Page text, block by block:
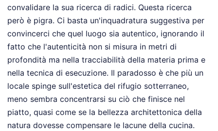
convalidare la sua ricerca di radici. Questa ricerca
però è pigra. Ci basta un'inquadratura suggestiva per
convincerci che quel luogo sia autentico, ignorando il
fatto che l'autenticità non si misura in metri di
profondità ma nella tracciabilità della materia prima e
nella tecnica di esecuzione. Il paradosso è che più un
locale spinge sull'estetica del rifugio sotterraneo,
meno sembra concentrarsi su ciò che finisce nel
piatto, quasi come se la bellezza architettonica della
natura dovesse compensare le lacune della cucina.